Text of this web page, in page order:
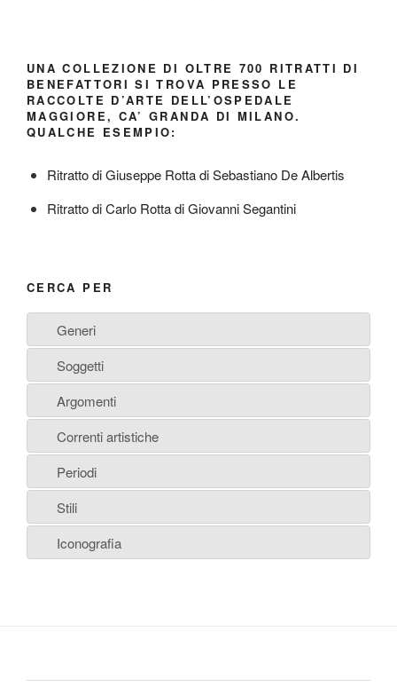
UNA COLLEZIONE DI OLTRE 700 RITRATTI DI
BENEFATTORI SI TROVA PRESSO LE
RACCOLTE D’ARTE DELL’OSPEDALE
MAGGIORE, CA’ GRANDA DI MILANO.
QUALCHE ESEMPIO:
Ritratto di Giuseppe Rotta di Sebastiano De Albertis
Ritratto di Carlo Rotta di Giovanni Segantini
CERCA PER
Generi
Soggetti
Argomenti
Correnti artistiche
Periodi
Stili
Iconografia